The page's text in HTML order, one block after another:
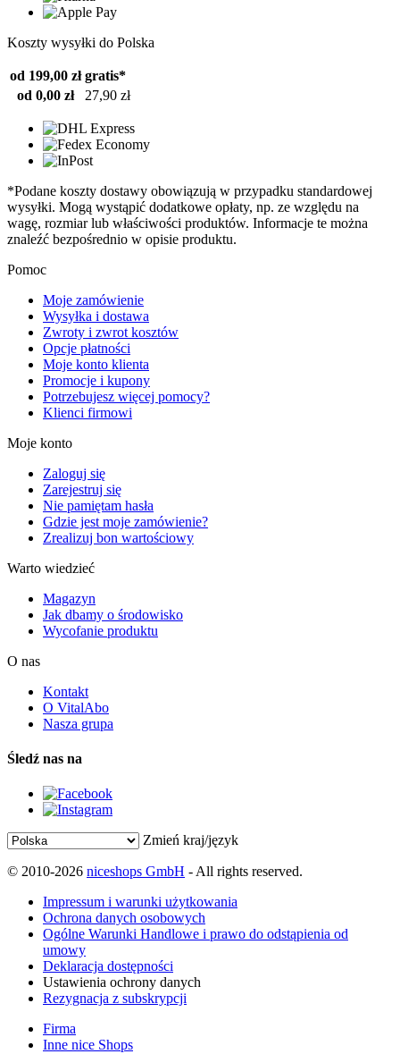
Koszty wysyłki do Polska
od 199,00 zł gratis*
od 0,00 zł
27,90 zł
*Podane koszty dostawy obowiązują w przypadku standardowej
wysyłki. Mogą wystąpić dodatkowe opłaty, np. ze względu na
wagę, rozmiar lub właściwości produktów. Informacje te można
znaleźć bezpośrednio w opisie produktu.
Pomoc
Moje zamówienie
Wysyłka i dostawa
Zwroty i zwrot kosztów
Opcje płatności
Moje konto klienta
Promocje i kupony
Potrzebujesz więcej pomocy?
Klienci firmowi
Moje konto
Zaloguj się
Zarejestruj się
Nie pamiętam hasła
Gdzie jest moje zamówienie?
Zrealizuj bon wartościowy
Warto wiedzieć
Magazyn
Jak dbamy o środowisko
Wycofanie produktu
O nas
Kontakt
O VitalAbo
Nasza grupa
Śledź nas na
Zmień kraj/język
© 2010-2026 niceshops GmbH - All rights reserved.
Impressum i warunki użytkowania
Ochrona danych osobowych
Ogólne Warunki Handlowe i prawo do odstąpienia od
umowy
Deklaracja dostępności
Ustawienia ochrony danych
Rezygnacja z subskrypcji
Firma
Inne nice Shops